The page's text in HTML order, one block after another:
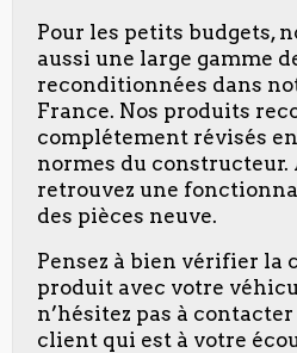
Pour les petits budgets,
aussi une large gamme
reconditionnées dans
France. Nos produits
complétement révisés
normes du constructeur.
retrouvez une
des pièces neuve.
Pensez à bien vérifier la
produit avec votre
n’hésitez pas à
client qui est à votre